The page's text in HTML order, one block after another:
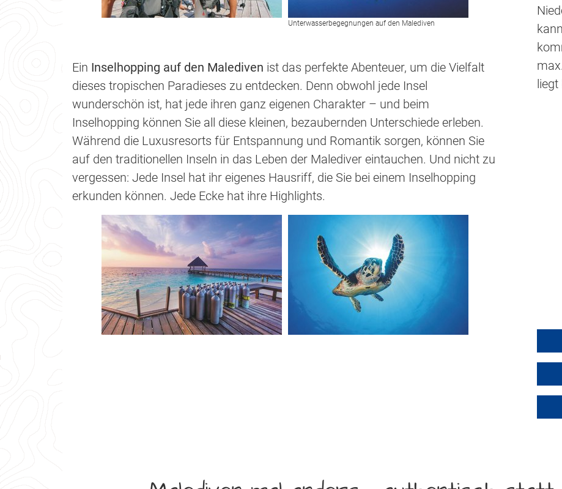
Unterwasserbegegnungen auf den Malediven
Ein Inselhopping auf den Malediven ist das perfekte Abenteuer, um die Vielfalt
dieses tropischen Paradieses zu entdecken. Denn obwohl jede Insel
wunderschön ist, hat jede ihren ganz eigenen Charakter – und beim
Inselhopping können Sie all diese kleinen, bezaubernden Unterschiede erleben.
Während die Luxusresorts für Entspannung und Romantik sorgen, können Sie
auf den traditionellen Inseln in das Leben der Malediver eintauchen. Und nicht zu
vergessen: Jede Insel hat ihr eigenes Hausriff, die Sie bei einem Inselhopping
erkunden können. Jede Ecke hat ihre Highlights.
liegt